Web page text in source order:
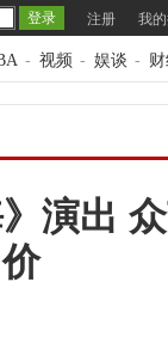
注册 我
- 视频 - 娱谈 -
演出
价